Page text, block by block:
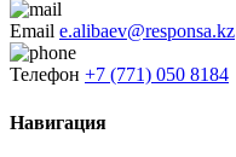
Email e.alibaev@responsa.kz
Телефон +7 (771) 050 8184
Навигация